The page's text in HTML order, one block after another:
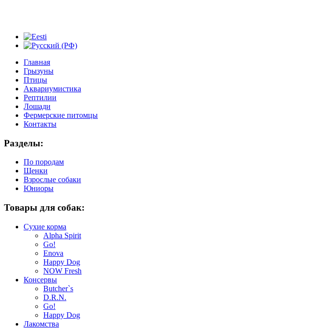
Главная
Грызуны
Птицы
Аквариумистика
Рептилии
Лошади
Фермерские питомцы
Контакты
Разделы:
По породам
Щенки
Взрослые собаки
Юниоры
Товары для собак:
Сухие корма
Alpha Spirit
Go!
Enova
Happy Dog
NOW Fresh
Консервы
Butcher`s
D.R.N.
Go!
Happy Dog
Лакомства